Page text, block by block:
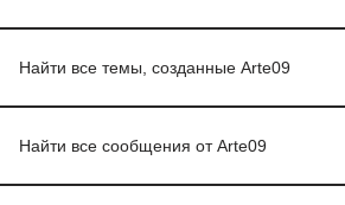
Найти все темы, созданные Arte09
Найти все сообщения от Arte09